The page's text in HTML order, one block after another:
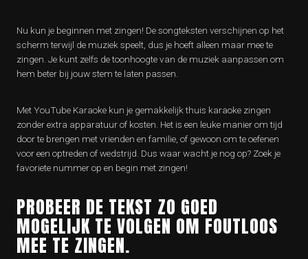
Nu kun je beginnen met zingen! De songteksten verschijnen op het
scherm terwijl de muziek speelt, dus je hoeft alleen maar mee te
zingen. Je kunt zelfs de toonhoogte van de muziek aanpassen om
hem beter bij jouw stem te laten passen.
Met YouTube Karaoke kun je gemakkelijk thuis karaoke zingen
zonder extra apparatuur of kosten. Het is een leuke manier om tijd
door te brengen met vrienden en familie, of gewoon om te oefenen
voor een optreden of wedstrijd. Dus waar wacht je nog op? Zoek je
favoriete nummer op en begin met zingen!
PROBEER DE TEKST ZO GOED
MOGELIJK TE VOLGEN OM FOUTLOOS
MEE TE ZINGEN.